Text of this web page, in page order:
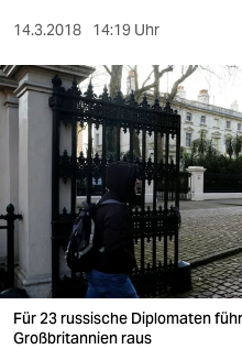
sport
berlin
nord
wahrheit
verlag
verlag
veranstaltungen
14.3.2018 14:19 Uhr
Für 23 russische Diplomaten
Großbritannien raus